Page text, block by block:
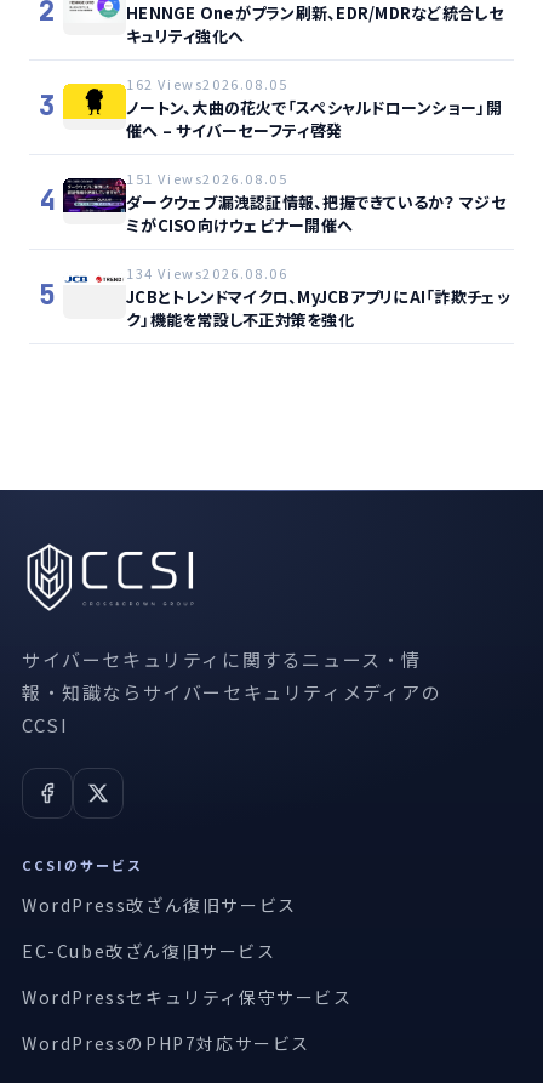
2
HENNGE Oneがプラン刷新、EDR/MDRなど統合しセ
キュリティ強化へ
3
162 Views2026.08.05
ノートン、大曲の花火で「スペシャルドローンショー」開
催へ – サイバーセーフティ啓発
4
151 Views2026.08.05
ダークウェブ漏洩認証情報、把握できているか？ マジセ
ミがCISO向けウェビナー開催へ
5
134 Views2026.08.06
JCBとトレンドマイクロ、MyJCBアプリにAI「詐欺チェッ
ク」機能を常設し不正対策を強化
サイバーセキュリティに関するニュース・情
報・知識ならサイバーセキュリティメディアの
CCSI
CCSIのサービス
WordPress改ざん復旧サービス
EC-Cube改ざん復旧サービス
WordPressセキュリティ保守サービス
WordPressのPHP7対応サービス